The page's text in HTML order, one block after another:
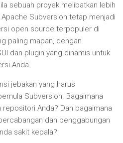
sebuah proyek melibatkan lebih
Subversion tetap menjadi
open source terpopuler di
paling mapan, dengan
dan plugin yang dinamis untuk
Anda.
jebakan yang harus
Subversion. Bagaimana
Anda? Dan bagaimana
dan penggabungan
sakit kepala?